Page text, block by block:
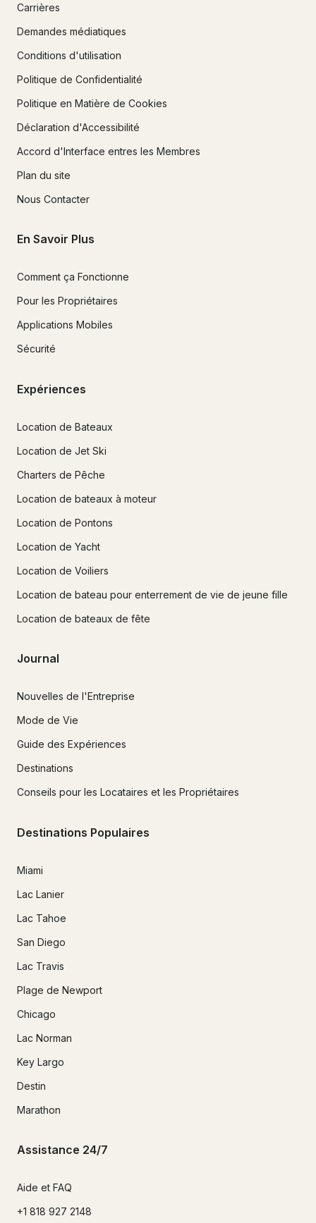
Carrières
Demandes médiatiques
Conditions d'utilisation
Politique de Confidentialité
Politique en Matière de Cookies
Déclaration d'Accessibilité
Accord d'Interface entres les Membres
Plan du site
Nous Contacter
En Savoir Plus
Comment ça Fonctionne
Pour les Propriétaires
Applications Mobiles
Sécurité
Expériences
Location de Bateaux
Location de Jet Ski
Charters de Pêche
Location de bateaux à moteur
Location de Pontons
Location de Yacht
Location de Voiliers
Location de bateau pour enterrement de vie de jeune fille
Location de bateaux de fête
Journal
Nouvelles de l'Entreprise
Mode de Vie
Guide des Expériences
Destinations
Conseils pour les Locataires et les Propriétaires
Destinations Populaires
Miami
Lac Lanier
Lac Tahoe
San Diego
Lac Travis
Plage de Newport
Chicago
Lac Norman
Key Largo
Destin
Marathon
Assistance 24/7
Aide et FAQ
+1 818 927 2148